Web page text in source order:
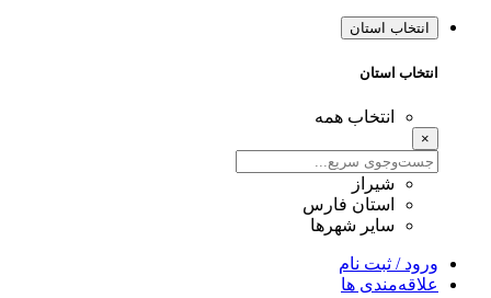
انتخاب استان
انتخاب استان
انتخاب همه
×
شیراز
استان فارس
سایر شهرها
ورود / ثبت نام
علاقه‌مندی ها